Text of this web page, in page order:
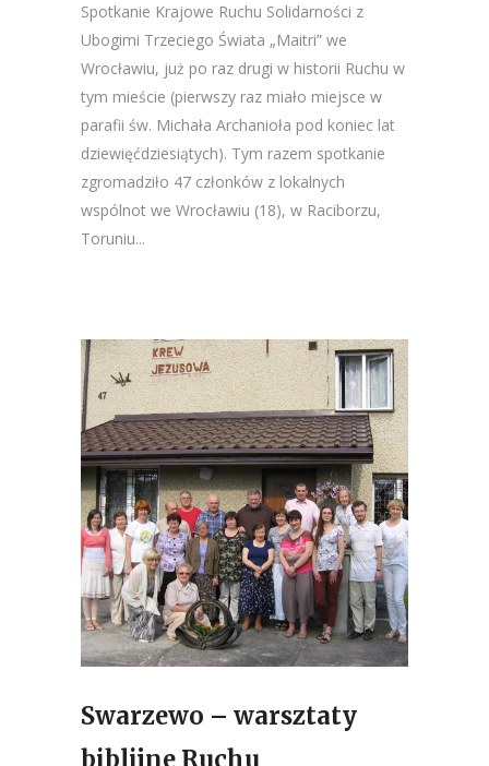
Spotkanie Krajowe Ruchu Solidarności z
Ubogimi Trzeciego Świata „Maitri” we
Wrocławiu, już po raz drugi w historii Ruchu w
tym mieście (pierwszy raz miało miejsce w
parafii św. Michała Archanioła pod koniec lat
dziewięćdziesiątych). Tym razem spotkanie
zgromadziło 47 członków z lokalnych
wspólnot we Wrocławiu (18), w Raciborzu,
Toruniu...
Swarzewo – warsztaty
biblijne Ruchu